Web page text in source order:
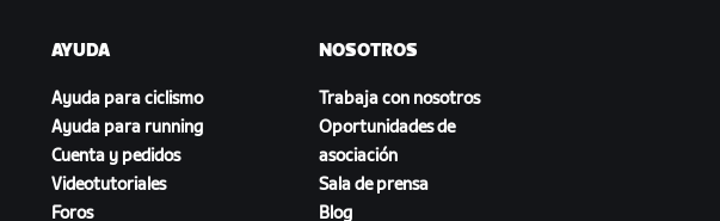
AYUDA
Ayuda para ciclismo
Ayuda para running
Cuenta y pedidos
Videotutoriales
Foros
NOSOTROS
Trabaja con nosotros
Oportunidades de
asociación
Sala de prensa
Blog